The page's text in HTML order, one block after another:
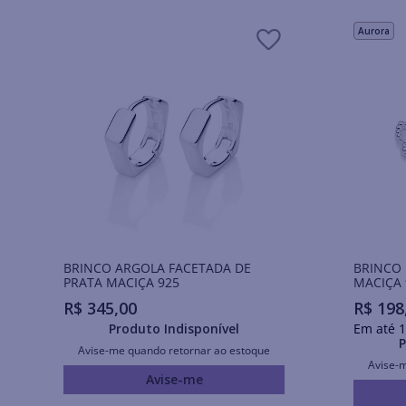
BRINCO ARGOLA FACETADA DE
PRATA MACIÇA 925
R$ 345,00
Produto Indisponível
Avise-me quando retornar ao estoque
Avise-me
Aurora
BRINCO
MACIÇA
R$ 198
Em até
Avise-